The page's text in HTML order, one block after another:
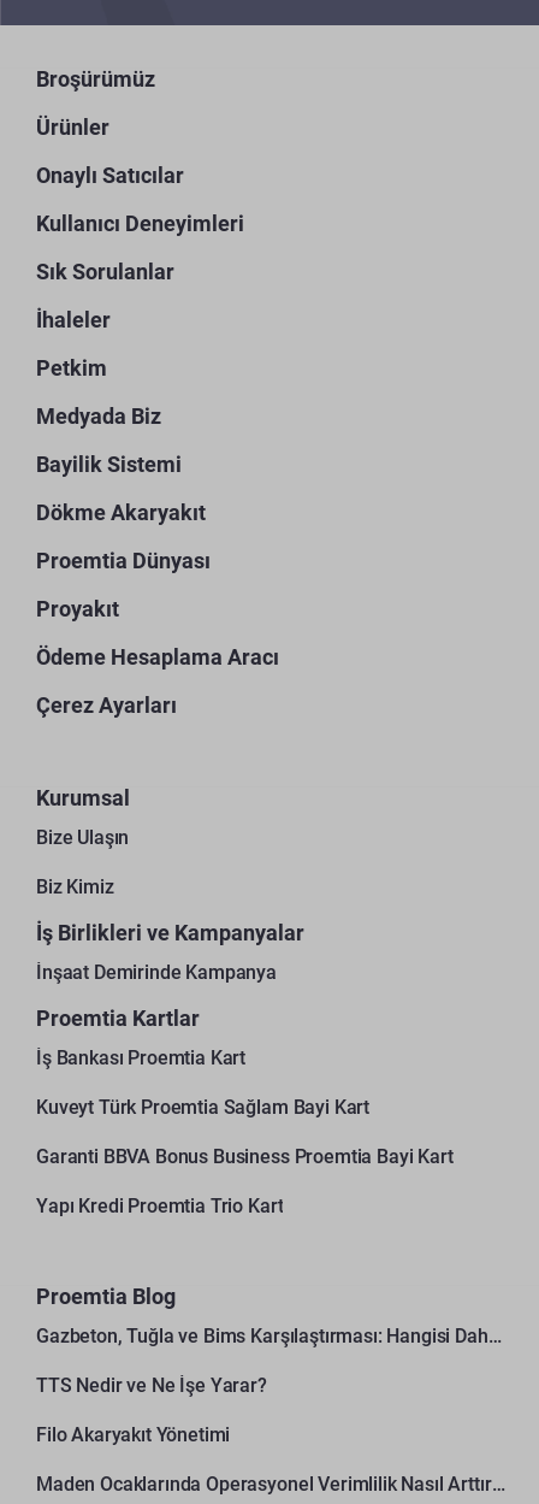
Broşürümüz
Ürünler
Onaylı Satıcılar
Kullanıcı Deneyimleri
Sık Sorulanlar
İhaleler
Petkim
Medyada Biz
Bayilik Sistemi
Dökme Akaryakıt
Proemtia Dünyası
Proyakıt
Ödeme Hesaplama Aracı
Çerez Ayarları
Kurumsal
Bize Ulaşın
Biz Kimiz
İş Birlikleri ve Kampanyalar
İnşaat Demirinde Kampanya
Proemtia Kartlar
İş Bankası Proemtia Kart
Kuveyt Türk Proemtia Sağlam Bayi Kart
Garanti BBVA Bonus Business Proemtia Bayi Kart
Yapı Kredi Proemtia Trio Kart
Proemtia Blog
Gazbeton, Tuğla ve Bims Karşılaştırması: Hangisi Daha Avantajlı?
TTS Nedir ve Ne İşe Yarar?
Filo Akaryakıt Yönetimi
Maden Ocaklarında Operasyonel Verimlilik Nasıl Arttırılır?